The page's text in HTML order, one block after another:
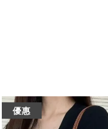
優惠